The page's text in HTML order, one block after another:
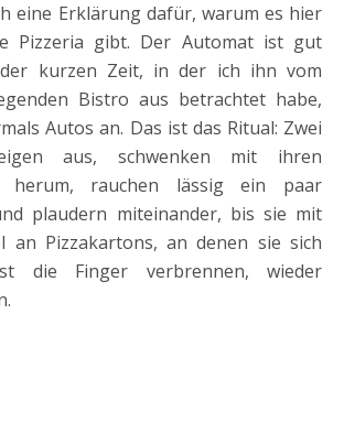
eine Erklärung dafür, warum es hier
Pizzeria gibt. Der Automat ist gut
kurzen Zeit, in der ich ihn vom
Bistro aus betrachtet habe,
Autos an. Das ist das Ritual: Zwei
aus, schwenken mit ihren
herum, rauchen lässig ein paar
plaudern miteinander, bis sie mit
an Pizzakartons, an denen sie sich
die Finger verbrennen, wieder